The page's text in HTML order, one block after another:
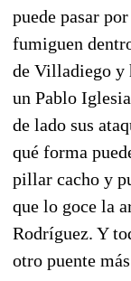
puede pasar
fumiguen
de Villadiego y
un Pablo
de lado sus
qué forma
pillar cacho y
que lo goce la
Rodríguez. Y
otro puente